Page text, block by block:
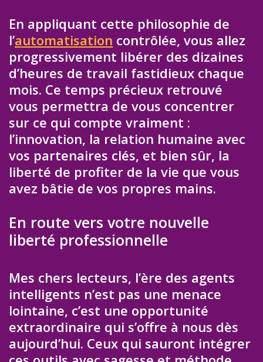
En appliquant cette philosophie de
l’automatisation contrôlée, vous allez
progressivement libérer des dizaines
d’heures de travail fastidieux chaque
mois. Ce temps précieux retrouvé
vous permettra de vous concentrer
sur ce qui compte vraiment :
l’innovation, la relation humaine avec
vos partenaires clés, et bien sûr, la
liberté de profiter de la vie que vous
avez bâtie de vos propres mains.
En route vers votre nouvelle
liberté professionnelle
Mes chers lecteurs, l’ère des agents
intelligents n’est pas une menace
lointaine, c’est une opportunité
extraordinaire qui s’offre à nous dès
aujourd’hui. Ceux qui sauront intégrer